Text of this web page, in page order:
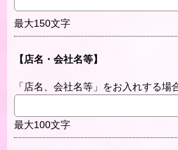
最大150文字
【店名・会社名等】
「店名、会社名等」をお入れする場
最大100文字